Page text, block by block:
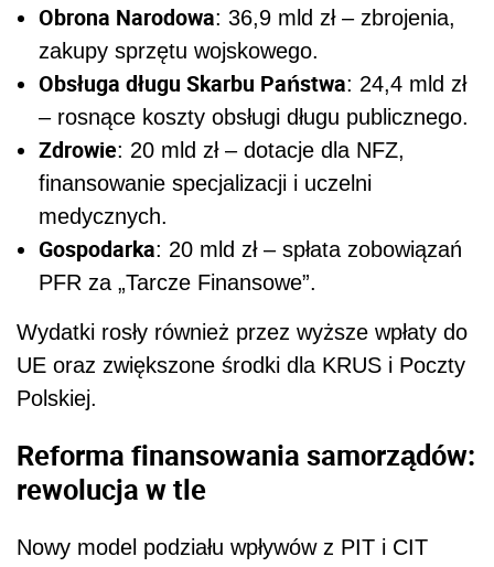
Obrona Narodowa: 36,9 mld zł – zbrojenia,
zakupy sprzętu wojskowego.
Obsługa długu Skarbu Państwa: 24,4 mld zł
– rosnące koszty obsługi długu publicznego.
Zdrowie: 20 mld zł – dotacje dla NFZ,
finansowanie specjalizacji i uczelni
medycznych.
Gospodarka: 20 mld zł – spłata zobowiązań
PFR za „Tarcze Finansowe”.
Wydatki rosły również przez wyższe wpłaty do
UE oraz zwiększone środki dla KRUS i Poczty
Polskiej.
Reforma finansowania samorządów:
rewolucja w tle
Nowy model podziału wpływów z PIT i CIT